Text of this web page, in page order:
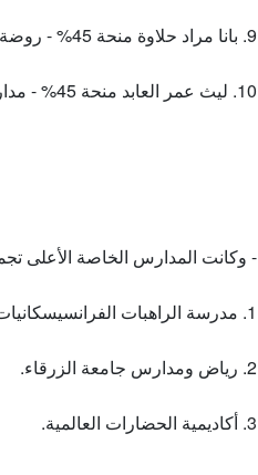
9. بانا مراد حلاوة منحة 45% - روضة ومدارس المبادىء العلمية.
10. ليث عمر العابد منحة 45% - مدارس أكاديمية المجددون الدولية.
- وكانت المدارس الخاصة الأعلى
1. مدرسة الراهبات الفرانسيسكانيات.
2. رياض ومدارس جامعة الزرقاء.
3. أكاديمية الحضارات العالمية.